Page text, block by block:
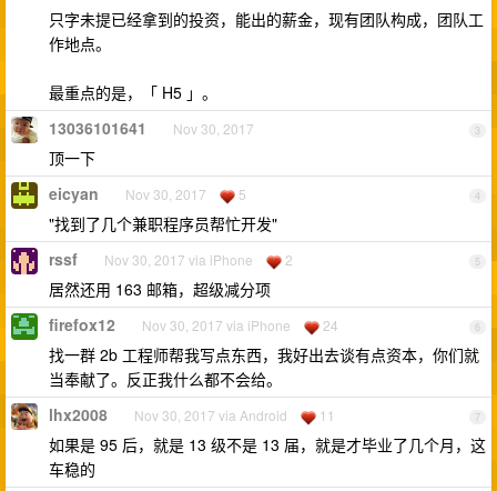
只字未提已经拿到的投资，能出的薪金，现有团队构成，团队工
作地点。
最重点的是，「 H5 」。
3
13036101641 Nov 30, 2017
顶一下
4
eicyan Nov 30, 2017 5
"找到了几个兼职程序员帮忙开发"
5
rssf Nov 30, 2017 via iPhone 2
居然还用 163 邮箱，超级减分项
6
firefox12 Nov 30, 2017 via iPhone 24
找一群 2b 工程师帮我写点东西，我好出去谈有点资本，你们就
当奉献了。反正我什么都不会给。
7
lhx2008 Nov 30, 2017 via Android 11
如果是 95 后，就是 13 级不是 13 届，就是才毕业了几个月，这
车稳的